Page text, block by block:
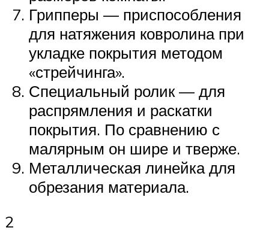
Грипперы — приспособления
для натяжения ковролина при
укладке покрытия методом
«стрейчинга».
Специальный ролик — для
распрямления и раскатки
покрытия. По сравнению с
малярным он шире и тверже.
Металлическая линейка для
обрезания материала.
2